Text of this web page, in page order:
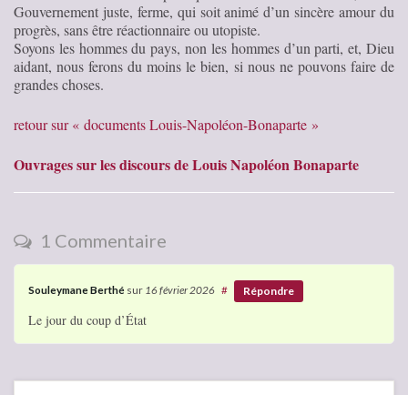
Gouvernement juste, ferme, qui soit animé d’un sincère amour du
progrès, sans être réactionnaire ou utopiste.
Soyons les hommes du pays, non les hommes d’un parti, et, Dieu
aidant, nous ferons du moins le bien, si nous ne pouvons faire de
grandes choses.
retour sur « documents Louis-Napoléon-Bonaparte »
Ouvrages sur les discours de Louis Napoléon Bonaparte
1 Commentaire
Souleymane Berthé sur 16 février 2026 # Répondre
Le jour du coup d’État